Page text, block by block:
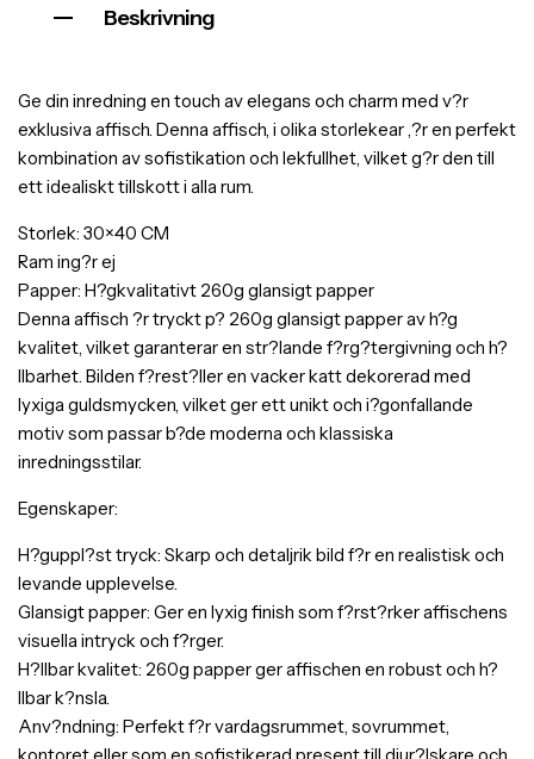
Beskrivning
Ge din inredning en touch av elegans och charm med v?r
exklusiva affisch. Denna affisch, i olika storlekear ,?r en perfekt
kombination av sofistikation och lekfullhet, vilket g?r den till
ett idealiskt tillskott i alla rum.
Storlek: 30×40 CM
Ram ing?r ej
Papper: H?gkvalitativt 260g glansigt papper
Denna affisch ?r tryckt p? 260g glansigt papper av h?g
kvalitet, vilket garanterar en str?lande f?rg?tergivning och h?
llbarhet. Bilden f?rest?ller en vacker katt dekorerad med
lyxiga guldsmycken, vilket ger ett unikt och i?gonfallande
motiv som passar b?de moderna och klassiska
inredningsstilar.
Egenskaper:
H?guppl?st tryck: Skarp och detaljrik bild f?r en realistisk och
levande upplevelse.
Glansigt papper: Ger en lyxig finish som f?rst?rker affischens
visuella intryck och f?rger.
H?llbar kvalitet: 260g papper ger affischen en robust och h?
llbar k?nsla.
Anv?ndning: Perfekt f?r vardagsrummet, sovrummet,